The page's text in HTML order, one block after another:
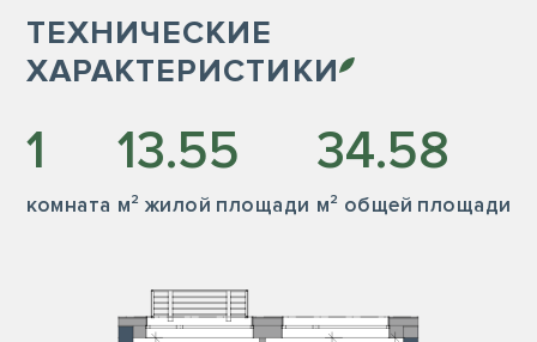
ТЕХНИЧЕСКИЕ
ХАРАКТЕРИСТИКИ
1
комната
13.55
м² жилой площади
34.58
м² общей площади